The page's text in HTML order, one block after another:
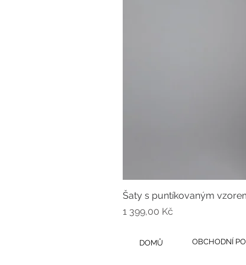
Šaty s puntíkovaným
Cena
1 399,00 Kč
DOMŮ OBCHODNÍ